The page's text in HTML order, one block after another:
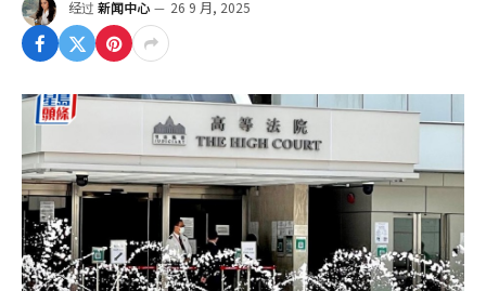
经过 新闻中心 26 9 月, 2025